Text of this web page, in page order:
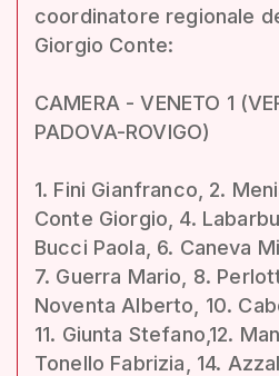
coordinatore regionale
Giorgio Conte:
CAMERA - VENETO 1
PADOVA-ROVIGO)
1. Fini Gianfranco, 2.
Conte Giorgio, 4.
Bucci Paola, 6. Caneva
7. Guerra Mario, 8.
Noventa Alberto, 10.
11. Giunta Stefano,12.
Tonello Fabrizia, 14.